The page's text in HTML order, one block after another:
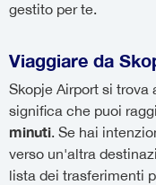
gestito per te.
Viaggiare da
Skopje Airport si trova
significa che puoi
minuti. Se hai
verso un'altra
lista dei trasferimenti